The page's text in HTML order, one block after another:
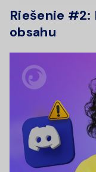
Riešenie #2:
obsahu